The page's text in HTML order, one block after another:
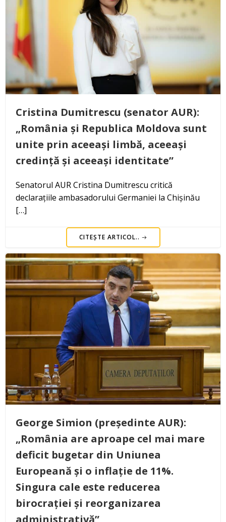
Cristina Dumitrescu (senator AUR):
„România și Republica Moldova sunt
unite prin aceeași limbă, aceeași
credință și aceeași identitate”
Senatorul AUR Cristina Dumitrescu critică
declarațiile ambasadorului Germaniei la Chișinău
[…]
CITEȘTE ARTICOL..
George Simion (președinte AUR):
„România are aproape cel mai mare
deficit bugetar din Uniunea
Europeană și o inflație de 11%.
Singura cale este reducerea
birocrației și reorganizarea